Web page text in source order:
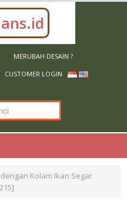
MERUBAH DESAIN ?
CUSTOMER LOGIN
Kolam Ikan Segar